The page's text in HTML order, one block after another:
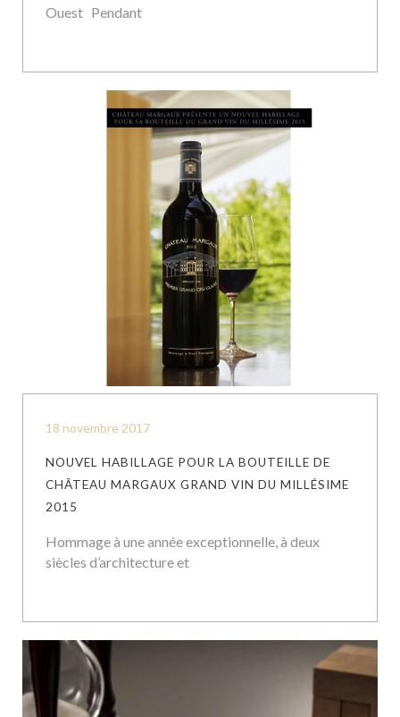
Ouest Pendant
18 novembre 2017
NOUVEL HABILLAGE POUR LA BOUTEILLE DE
CHÂTEAU MARGAUX GRAND VIN DU MILLÉSIME
2015
Hommage à une année exceptionnelle, à deux
siècles d’architecture et